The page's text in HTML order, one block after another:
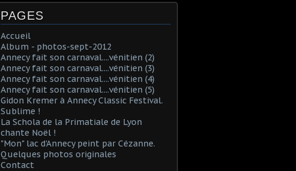
PAGES
Accueil
Album - photos-sept-2012
Annecy fait son carnaval....vénitien (2)
Annecy fait son carnaval....vénitien (3)
Annecy fait son carnaval....vénitien (4)
Annecy fait son carnaval....vénitien (5)
Gidon Kremer à Annecy Classic Festival.
Sublime !
La Schola de la Primatiale de Lyon
chante Noël !
"Mon" lac d'Annecy peint par Cézanne.
Quelques photos originales
Contact